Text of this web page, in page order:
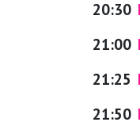
20:30
21:00
21:25
21:50